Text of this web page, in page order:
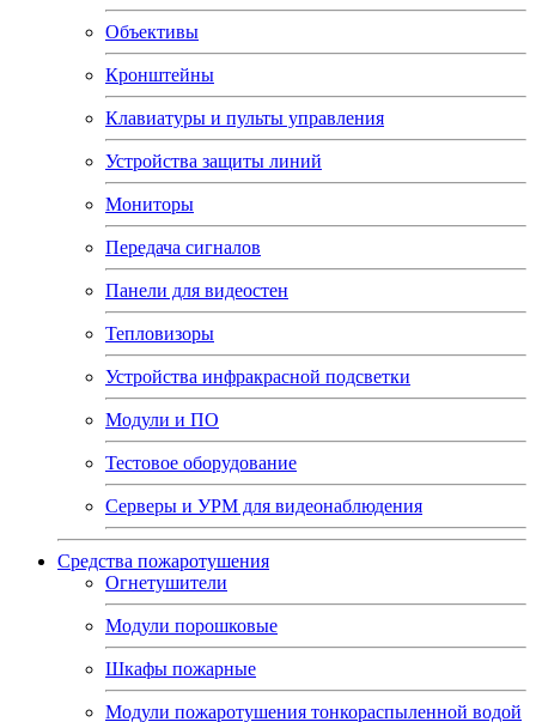
Объективы
Кронштейны
Клавиатуры и пульты управления
Устройства защиты линий
Мониторы
Передача сигналов
Панели для видеостен
Тепловизоры
Устройства инфракрасной подсветки
Модули и ПО
Тестовое оборудование
Серверы и УРМ для видеонаблюдения
Средства пожаротушения
Огнетушители
Модули порошковые
Шкафы пожарные
Модули пожаротушения тонкораспыленной водой